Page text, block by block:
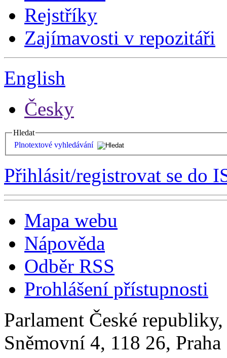
Rejstříky
Zajímavosti v repozitáři
English
Česky
Hledat
Plnotextové vyhledávání
Přihlásit/registrovat se do
Mapa webu
Nápověda
Odběr RSS
Prohlášení přístupnosti
Parlament České
Sněmovní 4, 118 26,